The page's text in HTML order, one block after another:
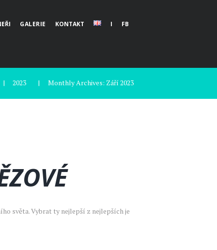
GALERIE KONTAKT I FB
2023 Monthly Archives: Září 2023
světa. Vybrat ty nejlepší z nejlepších je